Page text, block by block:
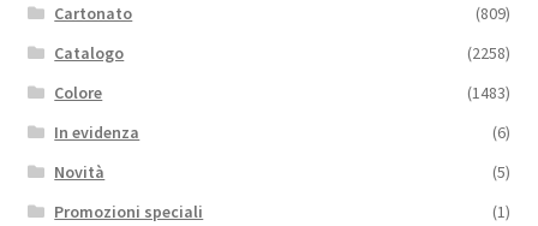
Cartonato
(809)
Catalogo
(2258)
Colore
(1483)
In evidenza
(6)
Novità
(5)
Promozioni speciali
(1)